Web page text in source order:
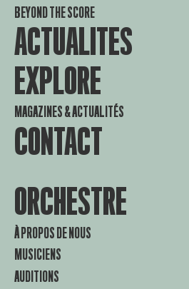
BEYOND THE SCORE
ACTUALITES
EXPLORE
MAGAZINES & ACTUALITÉS
CONTACT
ORCHESTRE
À PROPOS DE NOUS
MUSICIENS
AUDITIONS